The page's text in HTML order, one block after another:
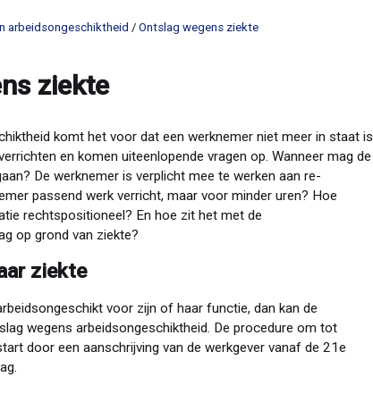
arbeidsongeschiktheid Ontslag wegens ziekte
ziekte
komt het voor dat een werknemer niet meer in staat is
en komen uiteenlopende vragen op. Wanneer mag de
De werknemer is verplicht mee te werken aan re-
passend werk verricht, maar voor minder uren? Hoe
rechtspositioneel? En hoe zit het met de
op grond van ziekte?
ziekte
voor zijn of haar functie, dan kan de
wegens arbeidsongeschiktheid. De procedure om tot
door een aanschrijving van de werkgever vanaf de 21e